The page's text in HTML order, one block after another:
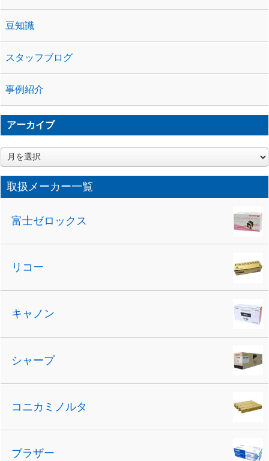
豆知識
スタッフブログ
事例紹介
アーカイブ
ア
ー
カ
イ取扱メーカー一覧
富士ゼロックス
リコー
キャノン
シャープ
コニカミノルタ
ブラザー